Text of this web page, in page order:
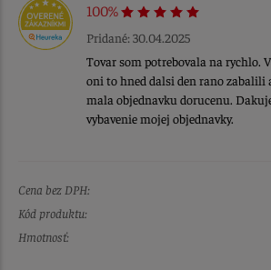
100%
Pridané: 30.04.2025
Tovar som potrebovala na rychlo.
oni to hned dalsi den rano zabalili
mala objednavku dorucenu.
vybavenie mojej objednavky.
Cena bez DPH:
Kód produktu:
Hmotnosť: